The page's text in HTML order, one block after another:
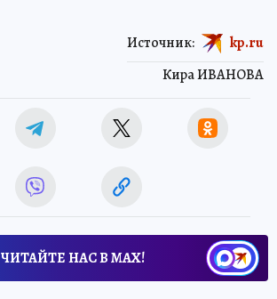
Кира ИВАНОВА
Источник: kp.ru
ЧИТАЙТЕ НАС В МАХ!